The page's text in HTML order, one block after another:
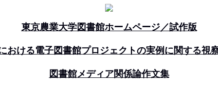
東京農業大学図書館ホームページ／試作版
おける電子図書館プロジェクトの実例に関する視
図書館メディア関係論作文集